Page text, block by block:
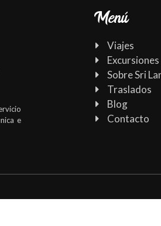
e
Menú
Viajes
Excursiones
Sobre Sri
Traslados
Blog
Contacto